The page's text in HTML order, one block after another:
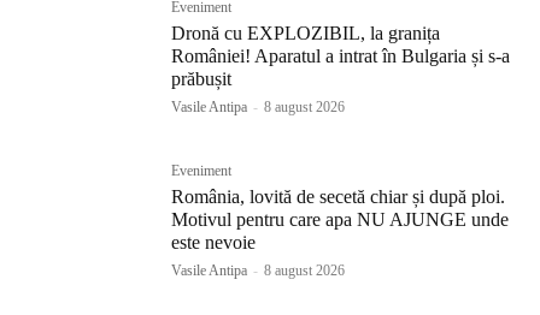
Eveniment
Dronă cu EXPLOZIBIL, la granița
României! Aparatul a intrat în Bulgaria și s-a
prăbușit
Vasile Antipa - 8 august 2026
Eveniment
România, lovită de secetă chiar și după ploi.
Motivul pentru care apa NU AJUNGE unde
este nevoie
Vasile Antipa - 8 august 2026